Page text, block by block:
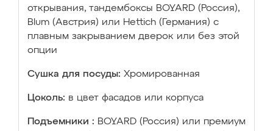
открывания, тандембоксы BOYARD (Россия),
Blum (Австрия) или Hettich (Германия) с
плавным закрыванием дверок или без этой
опции
Сушка для посуды: Хромированная
Цоколь: в цвет фасадов или корпуса
Подъемники : BOYARD (Россия) или премиум